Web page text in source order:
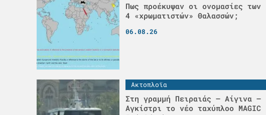
Πως προέκυψαν οι ονομασίες των
4 «χρωματιστών» Θαλασσών;
06.08.26
Ακτοπλοϊα
Στη γραμμή Πειραιάς – Αίγινα –
Αγκίστρι το νέο ταχύπλοο MAGIC